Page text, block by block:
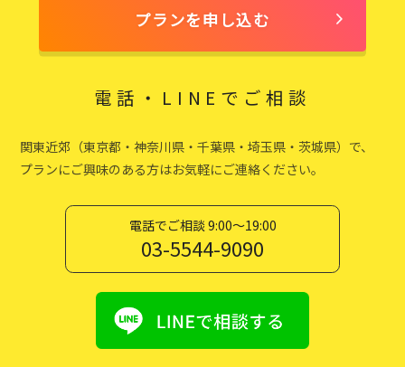
プランを申し込む
電話・LINEでご相談
関東近郊（東京都・神奈川県・千葉県・埼玉県・茨城県）で、
プランにご興味のある方はお気軽にご連絡ください。
電話でご相談 9:00〜19:00
03-5544-9090